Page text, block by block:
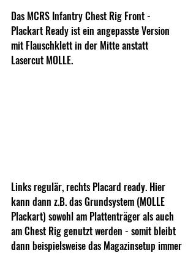
Das MCRS Infantry Chest Rig Front -
Plackart Ready ist ein angepasste Version
mit Flauschklett in der Mitte anstatt
Lasercut MOLLE.
Links regulär, rechts Placard ready. Hier
kann dann z.B. das Grundsystem (MOLLE
Plackart) sowohl am Plattenträger als auch
am Chest Rig genutzt werden - somit bleibt
dann beispielsweise das Magazinsetup immer